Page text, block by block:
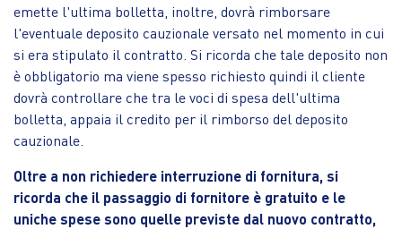
emette l'ultima bolletta, inoltre, dovrà rimborsare
l'eventuale deposito cauzionale versato nel momento in cui
si era stipulato il contratto. Si ricorda che tale deposito non
è obbligatorio ma viene spesso richiesto quindi il cliente
dovrà controllare che tra le voci di spesa dell'ultima
bolletta, appaia il credito per il rimborso del deposito
cauzionale.
Oltre a non richiedere interruzione di fornitura, si
ricorda che il passaggio di fornitore è gratuito e le
uniche spese sono quelle previste dal nuovo contratto,